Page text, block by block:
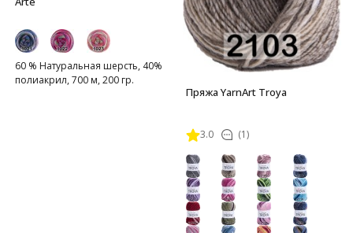
60 % Натуральная шерсть, 40%
полиакрил, 700 м, 200 гр.
Пряжа YarnArt Troya
3.0 (1)